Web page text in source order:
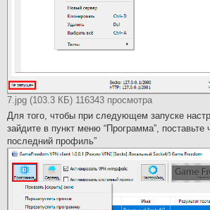
7.jpg (103.3 КБ) 116343 просмотра
Для того, чтобы при следующем запуске
зайдите в пункт меню “Программа”, поставьте
последний профиль”